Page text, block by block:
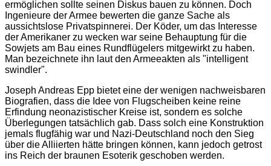
ermöglichen sollte seinen Diskus bauen zu können. Doch
Ingenieure der Armee bewerten die ganze Sache als
aussichtslose Privatspinnerei. Der Köder, um das Interesse
der Amerikaner zu wecken war seine Behauptung für die
Sowjets am Bau eines Rundflügelers mitgewirkt zu haben.
Man bezeichnete ihn laut den Armeeakten als "intelligent
swindler".
Joseph Andreas Epp bietet eine der wenigen nachweisbaren
Biografien, dass die Idee von Flugscheiben keine reine
Erfindung neonazistischer Kreise ist, sondern es solche
Überlegungen tatsächlich gab. Dass solch eine Konstruktion
jemals flugfähig war und Nazi-Deutschland noch den Sieg
über die Alliierten hätte bringen können, kann jedoch getrost
ins Reich der braunen Esoterik geschoben werden.